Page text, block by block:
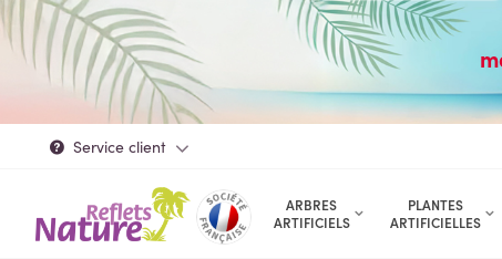
Service client
ARBRES
ARTIFICIELS
PLANTES
ARTIFICIELLES